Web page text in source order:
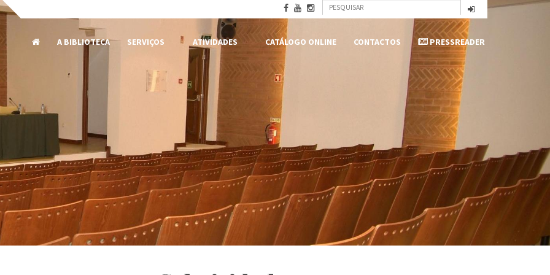
Formulário
pesquisa
Pesquisar
A BIBLIOTECA
SERVIÇOS ATIVIDADES CATÁLOGO ONLINE CONTACTOS PRESSREADER